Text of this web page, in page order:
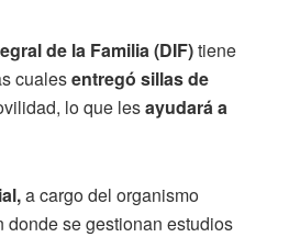
de la Familia (DIF)tiene
cualesentregó sillas de
lo que lesayudará a
a cargo del organismo
donde se gestionan estudios